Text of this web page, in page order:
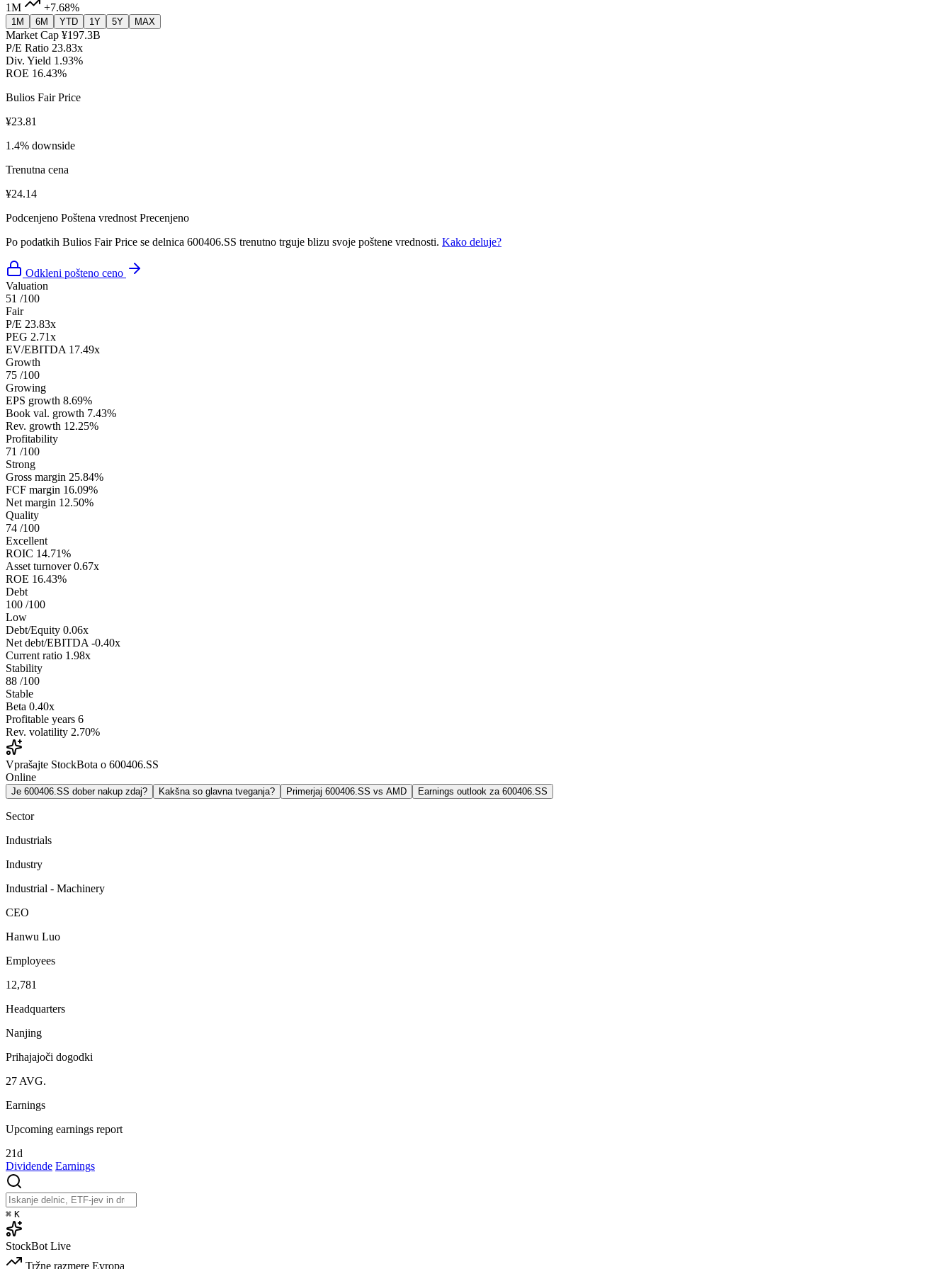
1M
+7.68%
1M 6M YTD 1Y 5Y MAX
Market Cap ¥197.3B
P/E Ratio 23.83x
Div. Yield 1.93%
ROE 16.43%
Bulios Fair Price
¥23.81
1.4% downside
Trenutna cena
¥24.14
Podcenjeno Poštena vrednost Precenjeno
Po podatkih Bulios Fair Price se delnica 600406.SS trenutno trguje blizu svoje poštene vrednosti. Kako deluje?
Odkleni pošteno ceno
Valuation
51 /100
Fair
P/E 23.83x
PEG 2.71x
EV/EBITDA 17.49x
Growth
75 /100
Growing
EPS growth 8.69%
Book val. growth 7.43%
Rev. growth 12.25%
Profitability
71 /100
Strong
Gross margin 25.84%
FCF margin 16.09%
Net margin 12.50%
Quality
74 /100
Excellent
ROIC 14.71%
Asset turnover 0.67x
ROE 16.43%
Debt
100 /100
Low
Debt/Equity 0.06x
Net debt/EBITDA -0.40x
Current ratio 1.98x
Stability
88 /100
Stable
Beta 0.40x
Profitable years 6
Rev. volatility 2.70%
Vprašajte StockBota o 600406.SS
Online
Je 600406.SS dober nakup zdaj? Kakšna so glavna tveganja? Primerjaj 600406.SS vs AMD Earnings outlook za 600406.SS
Sector
Industrials
Industry
Industrial - Machinery
CEO
Hanwu Luo
Employees
12,781
Headquarters
Nanjing
Prihajajoči dogodki
27 AVG.
Earnings
Upcoming earnings report
21d
Dividende Earnings
⌘ K
StockBot Live
Tržne razmere Evropa